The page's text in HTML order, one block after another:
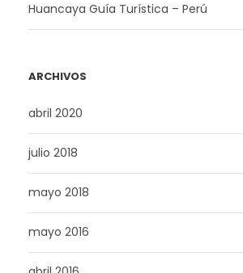
Huancaya Guía Turística – Perú
ARCHIVOS
abril 2020
julio 2018
mayo 2018
mayo 2016